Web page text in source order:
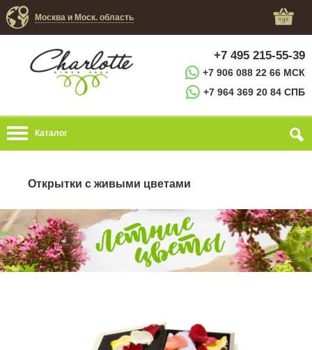
Москва и Моск. область
+7 495 215-55-39
+7 906 088 22 66 МСК
+7 964 369 20 84 СПБ
Каталог
Открытки с живыми цветами